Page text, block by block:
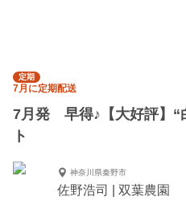
定期
7月に定期配送
7月発 早得♪【大好評】“
ト
神奈川県秦野市
佐野浩司 | 双葉農園